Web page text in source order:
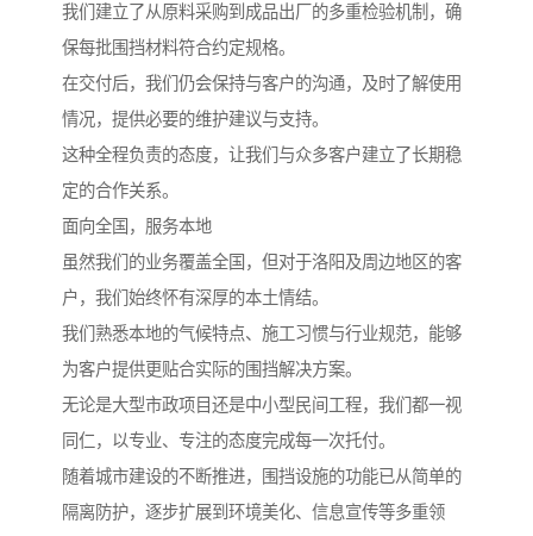
我们建立了从原料采购到成品出厂的多重检验机制，确
保每批围挡材料符合约定规格。
在交付后，我们仍会保持与客户的沟通，及时了解使用
情况，提供必要的维护建议与支持。
这种全程负责的态度，让我们与众多客户建立了长期稳
定的合作关系。
面向全国，服务本地
虽然我们的业务覆盖全国，但对于洛阳及周边地区的客
户，我们始终怀有深厚的本土情结。
我们熟悉本地的气候特点、施工习惯与行业规范，能够
为客户提供更贴合实际的围挡解决方案。
无论是大型市政项目还是中小型民间工程，我们都一视
同仁，以专业、专注的态度完成每一次托付。
随着城市建设的不断推进，围挡设施的功能已从简单的
隔离防护，逐步扩展到环境美化、信息宣传等多重领